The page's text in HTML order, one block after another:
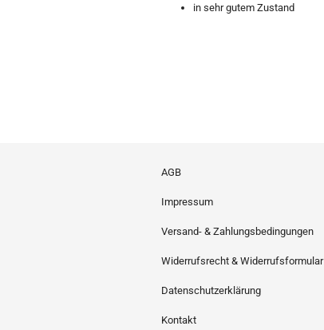
in sehr gutem Zustand
AGB
Impressum
Versand- & Zahlungsbedingungen
Widerrufsrecht & Widerrufsformular
Datenschutzerklärung
Kontakt